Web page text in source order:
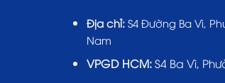
Địa chỉ:S4 Đường Ba Vì,
Nam
VPGD HCM:S4 Ba Vì,